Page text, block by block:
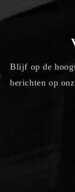
Blijf op de
berichten op